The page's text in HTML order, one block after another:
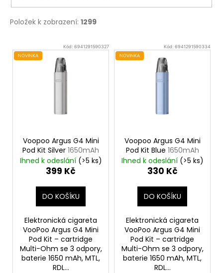
Položek k zobrazení: 1299
V
ý
Kód: 6941291590327
NOVINKA
Voopoo Argus G4 Mini
Pod Kit Silver 1650mAh
Ihned k odeslání (>5 ks)
399 Kč
DO KOŠÍKU
Elektronická cigareta
VooPoo Argus G4 Mini
Pod Kit – cartridge
Multi-Ohm se 3 odpory,
baterie 1650 mAh, MTL,
RDL...
Kód: 6941291590334
NOVINKA
Voopoo Argus G4 Mini
Pod Kit Blue 1650mAh
Ihned k odeslání (>5 ks)
330 Kč
DO KOŠÍKU
Elektronická cigareta
VooPoo Argus G4 Mini
Pod Kit – cartridge
Multi-Ohm se 3 odpory,
baterie 1650 mAh, MTL,
RDL...